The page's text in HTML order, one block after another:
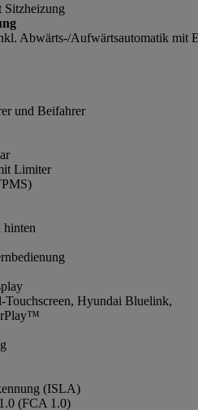
Sitzheizung
Abwärts-/Aufwärtsautomatik mit
und Beifahrer
Limiter
hinten
Hyundai Bluelink,
(ISLA)
(FCA 1.0)